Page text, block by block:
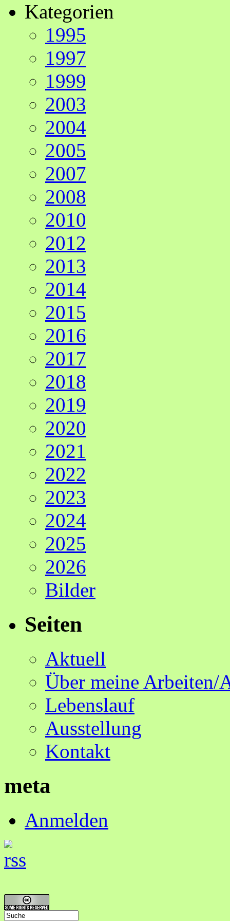
Kategorien
1995
1997
1999
2003
2004
2005
2007
2008
2010
2012
2013
2014
2015
2016
2017
2018
2019
2020
2021
2022
2023
2024
2025
2026
Bilder
Seiten
Aktuell
Über meine Arbeiten/
Lebenslauf
Ausstellung
Kontakt
meta
Anmelden